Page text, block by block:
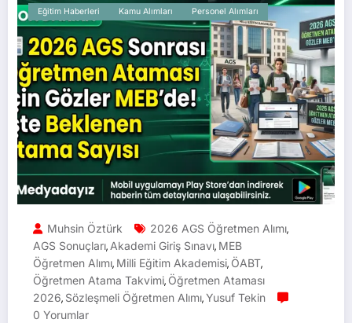
Eğitim Haberleri Kamu Alımları Personel Alımları
Muhsin Öztürk 2026 AGS Öğretmen Alımı,
AGS Sonuçları, Akademi Giriş Sınavı, MEB
Öğretmen Alımı, Milli Eğitim Akademisi, ÖABT,
Öğretmen Atama Takvimi, Öğretmen Ataması
2026, Sözleşmeli Öğretmen Alımı,Yusuf Tekin
0 Yorumlar